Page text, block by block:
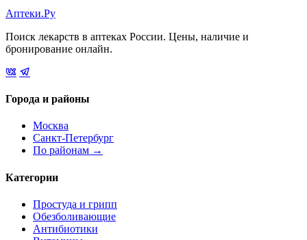
Аптеки.Ру
Поиск лекарств в аптеках России. Цены, наличие и
бронирование онлайн.
Города и районы
Москва
Санкт-Петербург
По районам →
Категории
Простуда и грипп
Обезболивающие
Антибиотики